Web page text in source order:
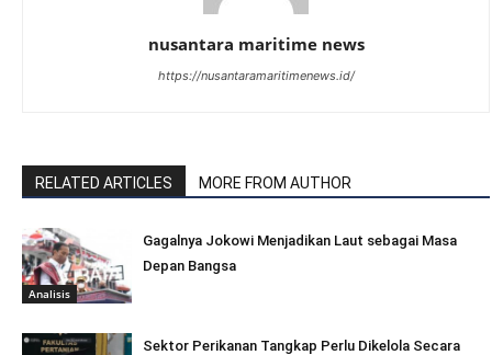
nusantara maritime news
https://nusantaramaritimenews.id/
RELATED ARTICLES MORE FROM AUTHOR
Analisis
Gagalnya Jokowi Menjadikan Laut sebagai Masa
Depan Bangsa
Sektor Perikanan Tangkap Perlu Dikelola Secara